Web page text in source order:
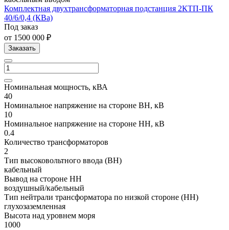
Комплектная двухтрансформаторная подстанция 2КТП-ПК
40/6/0,4 (КВа)
Под заказ
от 1500 000 ₽
Заказать
Номинальная мощность, кВА
40
Номинальное напряжение на стороне ВН, кВ
10
Номинальное напряжение на стороне НН, кВ
0.4
Количество трансформаторов
2
Тип высоковольтного ввода (ВН)
кабельный
Вывод на стороне НН
воздушный/кабельный
Тип нейтрали трансформатора по низкой стороне (НН)
глухозаземленная
Высота над уровнем моря
1000